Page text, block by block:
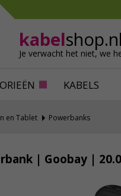
kabelshop.nl
Je verwacht het niet, we
KABELS
en Tablet Powerbanks
| Goobay |